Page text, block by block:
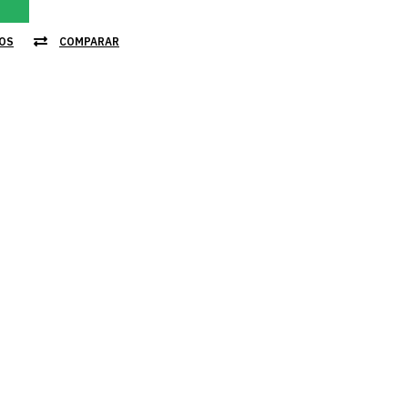
COMPARAR